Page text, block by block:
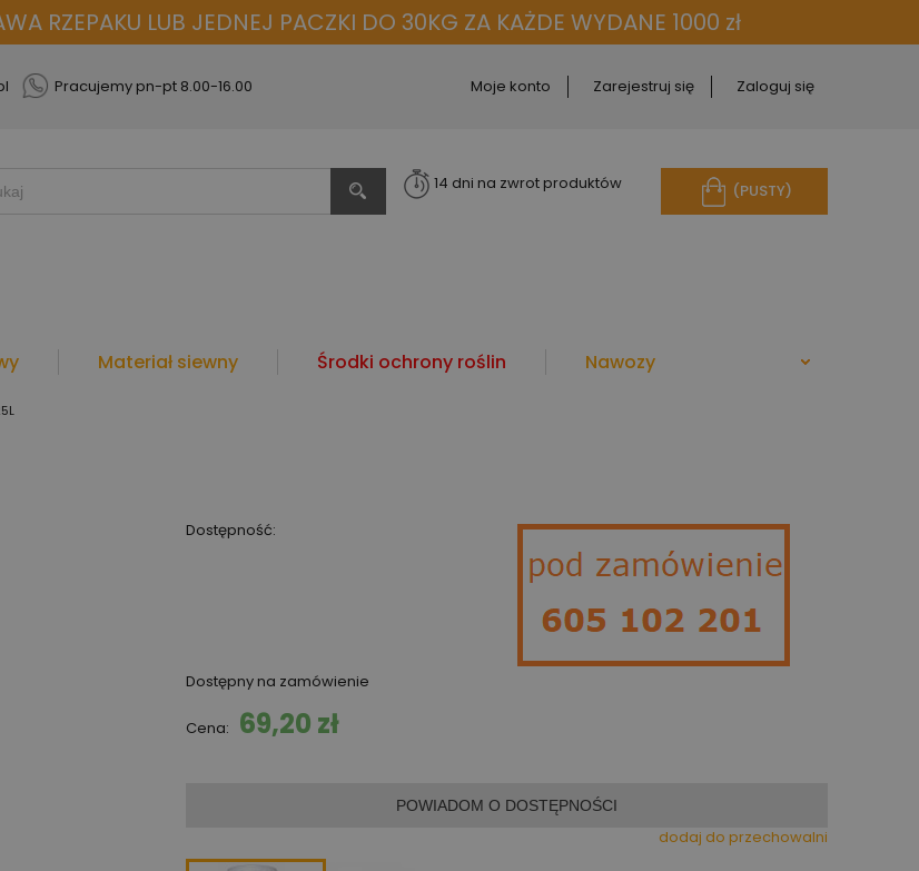
RZEPAKU LUB JEDNEJ PACZKI DO 30KG ZA KAŻDE WYDANE 1000 zł
Pracujemy pn-pt 8.00-16.00 Moje konto Zarejestruj się Zaloguj się
(PUSTY)
14 dni na zwrot produktów
Materiał siewny Środki ochrony roślin Nawozy
Dostępność:
Dostępny na zamówienie
Cena: 69,20 zł
POWIADOM O DOSTĘPNOŚCI
dodaj do przechowalni